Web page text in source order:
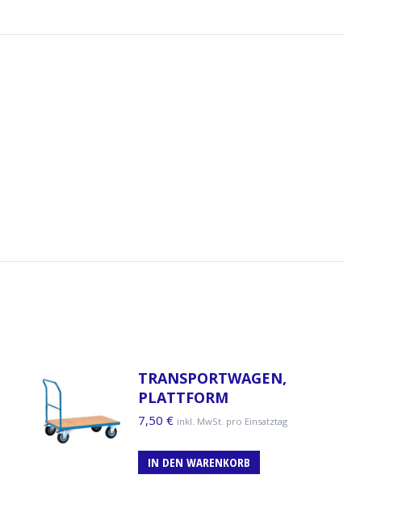
TRANSPORTWAGEN,
PLATTFORM
7,50 € inkl. MwSt. pro Einsatztag
IN DEN WARENKORB